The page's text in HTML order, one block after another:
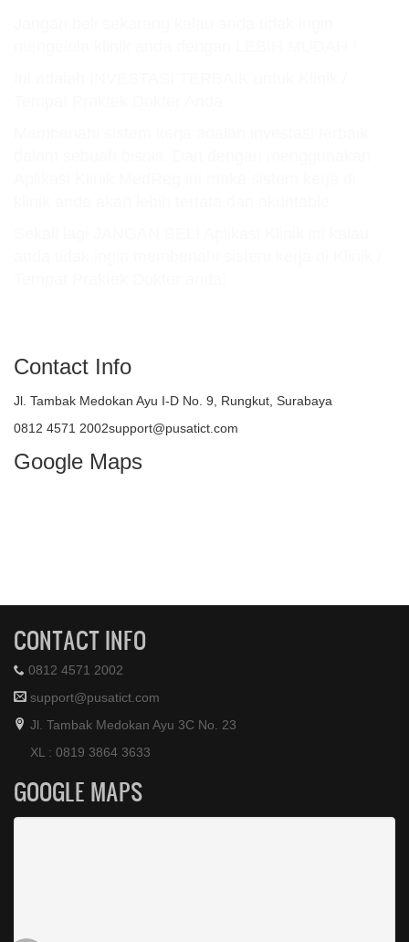
Contact Info
Jl. Tambak Medokan Ayu I-D No. 9, Rungkut, Surabaya
0812 4571 2002support@pusatict.com
Google Maps
CONTACT INFO
0812 4571 2002
support@pusatict.com
Jl. Tambak Medokan Ayu 3C No. 23
XL : 0819 3864 3633
GOOGLE MAPS